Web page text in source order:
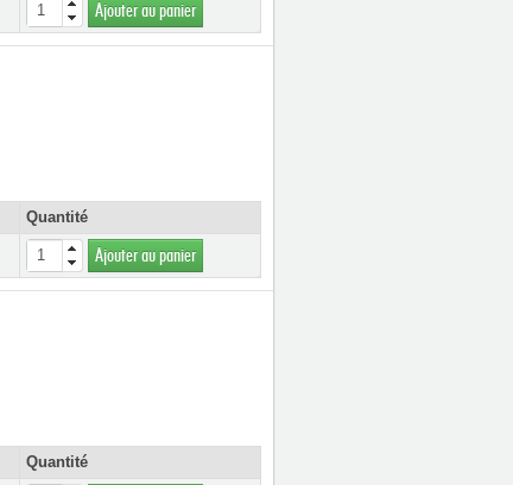
Ajouter au panier
Quantité
Ajouter au panier
Quantité